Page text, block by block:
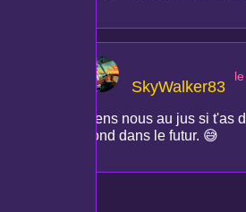
SkyWalker83
Tiens nous au jus si
bond dans le futur. 😅